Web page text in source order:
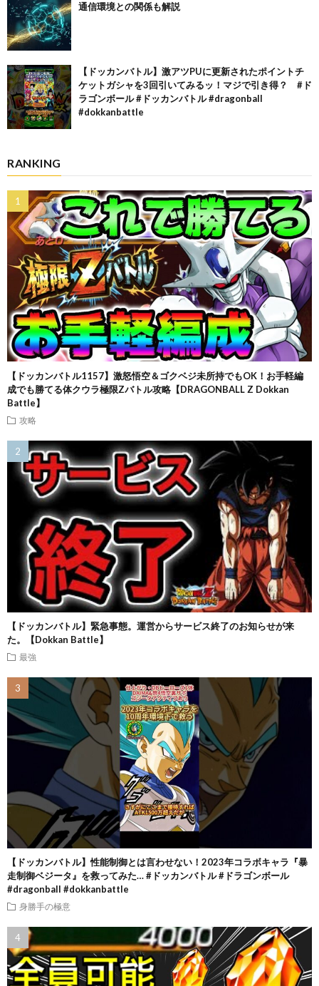
通信環境との関係も解説
【ドッカンバトル】激アツPUに更新されたポイントチ
ケットガシャを3回引いてみるッ！マジで引き得？ #ド
ラゴンボール #ドッカンバトル #dragonball
#dokkanbattle
RANKING
【ドッカンバトル1157】激怒悟空＆ゴクベジ未所持でもOK！お手軽編
成でも勝てる体クウラ極限Zバトル攻略【DRAGONBALL Z Dokkan
Battle】
攻略
【ドッカンバトル】緊急事態。運営からサービス終了のお知らせが来
た。【Dokkan Battle】
最強
【ドッカンバトル】性能制御とは言わせない！2023年コラボキャラ『暴
走制御ベジータ』を救ってみた… #ドッカンバトル #ドラゴンボール
#dragonball #dokkanbattle
身勝手の極意